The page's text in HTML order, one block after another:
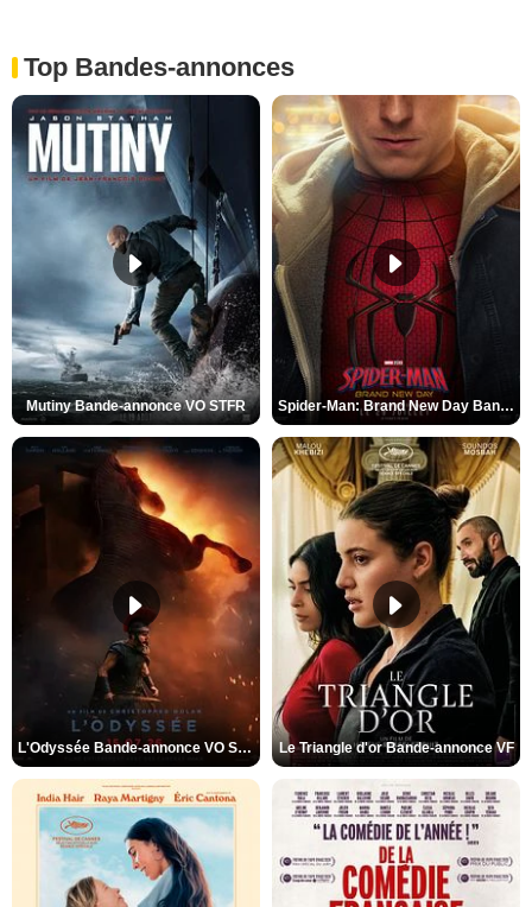
Top Bandes-annonces
Mutiny Bande-annonce VO STFR Spider-Man: Brand New Day Bande-annonce VO STFR
L'Odyssée Bande-annonce VO STFR Le Triangle d'or Bande-annonce VF